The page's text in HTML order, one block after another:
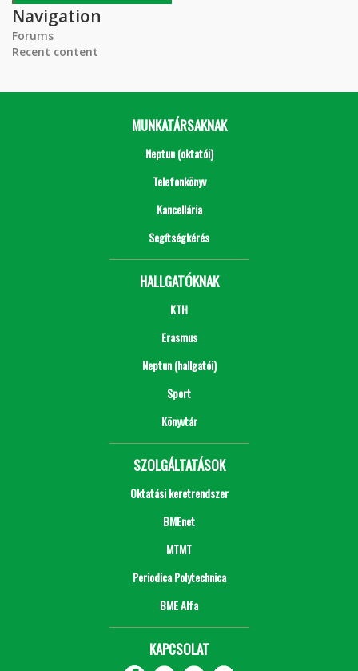
Navigation
Forums
Recent content
MUNKATÁRSAKNAK
Neptun (oktatói)
Telefonkönyv
Kancellária
Segítségkérés
HALLGATÓKNAK
KTH
Erasmus
Neptun (hallgatói)
Sport
Könyvtár
SZOLGÁLTATÁSOK
Oktatási keretrendszer
BMEnet
MTMT
Periodica Polytechnica
BME Alfa
KAPCSOLAT